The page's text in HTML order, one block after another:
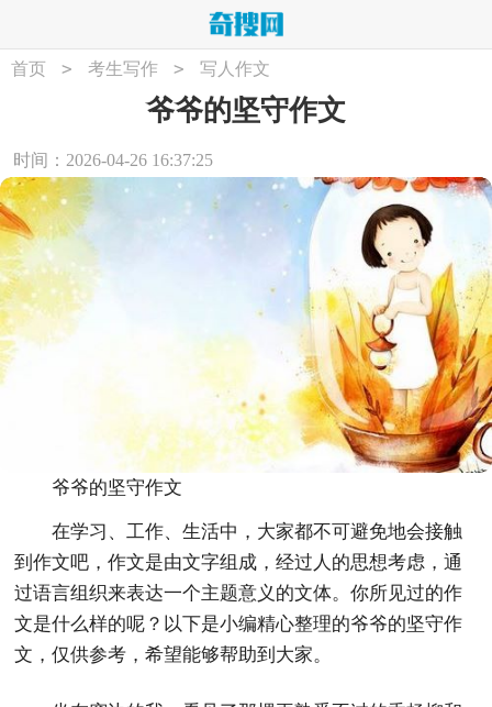
首页 > 考生写作 > 写人作文
爷爷的坚守作文
时间：2026-04-26 16:37:25
爷爷的坚守作文
在学习、工作、生活中，大家都不可避免地会接触
到作文吧，作文是由文字组成，经过人的思想考虑，通
过语言组织来表达一个主题意义的文体。你所见过的作
文是什么样的呢？以下是小编精心整理的爷爷的坚守作
文，仅供参考，希望能够帮助到大家。